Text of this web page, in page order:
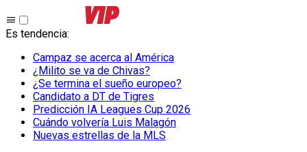
Es tendencia:
Campaz se acerca al América
¿Milito se va de Chivas?
¿Se termina el sueño europeo?
Candidato a DT de Tigres
Predicción IA Leagues Cup 2026
Cuándo volvería Luis Malagón
Nuevas estrellas de la MLS